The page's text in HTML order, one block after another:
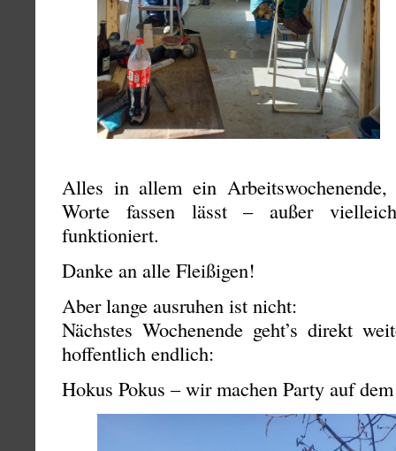
Alles in allem ein
Worte fassen lässt – außer
funktioniert.
Danke an alle Fleißigen!
Aber lange ausruhen ist nicht:
Nächstes Wochenende geht’s direkt
hoffentlich endlich:
Hokus Pokus – wir machen Party auf